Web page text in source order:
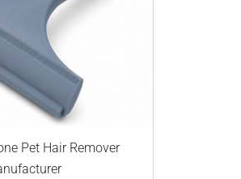
Pet Hair Remover